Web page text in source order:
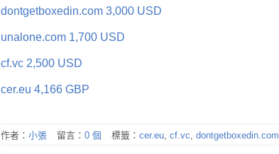
dontgetboxedin.com 3,000 USD
unalone.com 1,700 USD
cf.vc 2,500 USD
cer.eu 4,166 GBP
作者： 小張 留言： 0 個 標籤： cer.eu, cf.vc, dontgetboxedin.com